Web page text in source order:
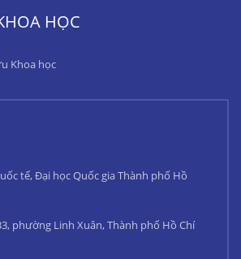
HỌC
Khoa học
tế, Đại học Quốc gia Thành phố Hồ
phường Linh Xuân, Thành phố Hồ Chí